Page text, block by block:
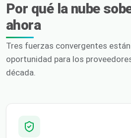
Por qué la nube
ahora
Tres fuerzas convergentes
oportunidad para los
década.